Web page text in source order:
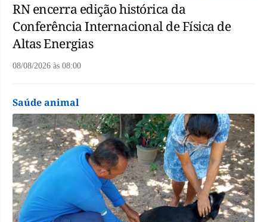
RN encerra edição histórica da
Conferência Internacional de Física de
Altas Energias
08/08/2026 às 08:00
Saúde animal